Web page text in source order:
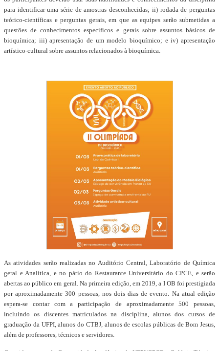
para identificar uma série de amostras desconhecidas; ii) rodada de perguntas
teórico-científicas e perguntas gerais, em que as equipes serão submetidas a
questões de conhecimentos específicos e gerais sobre assuntos básicos de
bioquímica; iii) apresentação de um modelo bioquímico; e iv) apresentação
artístico-cultural sobre assuntos relacionados à bioquímica.
As atividades serão realizadas no Auditório Central, Laboratório de Química
geral e Analítica, e no pátio do Restaurante Universitário do CPCE, e serão
abertas ao público em geral. Na primeira edição, em 2019, a I OB foi prestigiada
por aproximadamente 300 pessoas, nos dois dias de evento. Na atual edição
espera-se contar com a participação de aproximadamente 500 pessoas,
incluindo os discentes matriculados na disciplina, alunos dos cursos de
graduação da UFPI, alunos do CTBJ, alunos de escolas públicas de Bom Jesus,
além de professores, técnicos e servidores.